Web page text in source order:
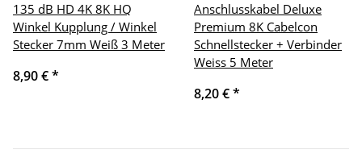
135 dB HD 4K 8K HQ
Winkel Kupplung / Winkel
Stecker 7mm Weiß 3 Meter
8,90 €*
Anschlusskabel Deluxe
Premium 8K Cabelcon
Schnellstecker + Verbinder
Weiss 5 Meter
8,20 €*